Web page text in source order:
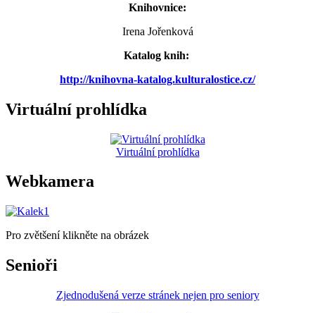
Knihovnice:
Irena Jořenková
Katalog knih:
http://knihovna-katalog.kulturalostice.cz/
Virtuální prohlídka
Virtuální prohlídka
Webkamera
Pro zvětšení klikněte na obrázek
Senioři
Zjednodušená verze stránek nejen pro seniory